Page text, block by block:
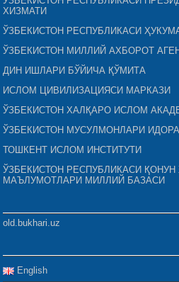
ХИЗМАТИ
ЎЗБЕКИСТОН РЕСПУБЛИКАСИ
ЎЗБЕКИСТОН МИЛЛИЙ АХБОРОТ
ДИН ИШЛАРИ БЎЙИЧА ҚЎМИТА
ИСЛОМ ЦИВИЛИЗАЦИЯСИ МАРКАЗИ
ЎЗБЕКИСТОН ХАЛҚАРО ИСЛОМ
ЎЗБЕКИСТОН МУСУЛМОНЛАРИ
ТОШКЕНТ ИСЛОМ ИНСТИТУТИ
ЎЗБЕКИСТОН РЕСПУБЛИКАСИ
МАЪЛУМОТЛАРИ МИЛЛИЙ БАЗАСИ
old.bukhari.uz
English